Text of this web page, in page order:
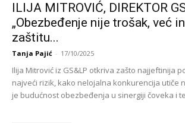
ILIJA MITROVIĆ, DIREKTOR
„Obezbeđenje nije trošak, već
zaštitu...
Tanja Pajić - 17/10/2025
Ilija Mitrović iz GS&LP otkriva zašto najjeftinija
najveći rizik, kako nelojalna konkurencija utiče
je budućnost obezbeđenja u sinergiji čoveka i